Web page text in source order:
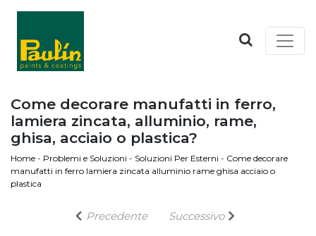
Come decorare manufatti in ferro,
lamiera zincata, alluminio, rame,
ghisa, acciaio o plastica?
Home - Problemi e Soluzioni - Soluzioni Per Esterni - Come decorare
manufatti in ferro lamiera zincata alluminio rame ghisa acciaio o
plastica
Precedente Successivo